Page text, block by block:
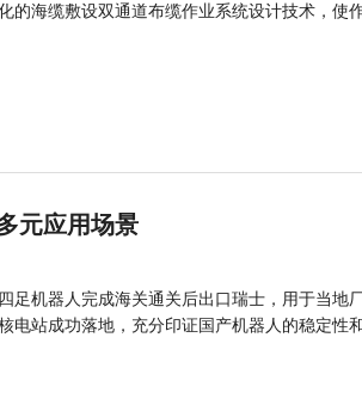
的海缆敷设双通道布缆作业系统设计技术，使
元应用场景
足机器人完成海关通关后出口瑞士，用于当地
电站成功落地，充分印证国产机器人的稳定性